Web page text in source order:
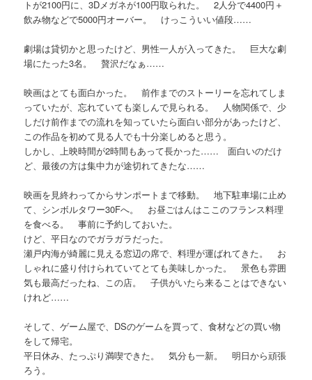
トが2100円に、3Dメガネが100円取られた。 2人分で4400円＋
飲み物などで5000円オーバー。 けっこういい値段……
劇場は貸切かと思ったけど、男性一人が入ってきた。 巨大な劇
場にたった3名。 贅沢だなぁ……
映画はとても面白かった。 前作までのストーリーを忘れてしま
っていたが、忘れていても楽しんで見られる。 人物関係で、少
しだけ前作までの流れを知っていたら面白い部分があったけど、
この作品を初めて見る人でも十分楽しめると思う。
しかし、上映時間が2時間もあって長かった…… 面白いのだけ
ど、最後の方は集中力が途切れてきたな……
映画を見終わってからサンポートまで移動。 地下駐車場に止め
て、シンボルタワー30Fへ。 お昼ごはんはここのフランス料理
を食べる。 事前に予約しておいた。
けど、平日なのでガラガラだった。
瀬戸内海が綺麗に見える窓辺の席で、料理が運ばれてきた。 お
しゃれに盛り付けられていてとても美味しかった。 景色も雰囲
気も最高だったね、この店。 子供がいたら来ることはできない
けれど……
そして、ゲーム屋で、DSのゲームを買って、食材などの買い物
をして帰宅。
平日休み、たっぷり満喫できた。 気分も一新。 明日から頑張
ろう。